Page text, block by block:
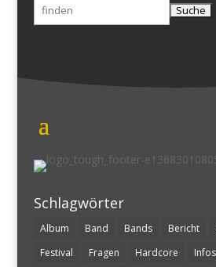
nach:
Schlagwörter
Album Band Bands Bericht
Festival
Fragen Hardcore Infos